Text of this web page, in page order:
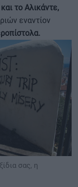
το Αλικάντε,
εναντίον
σας, η